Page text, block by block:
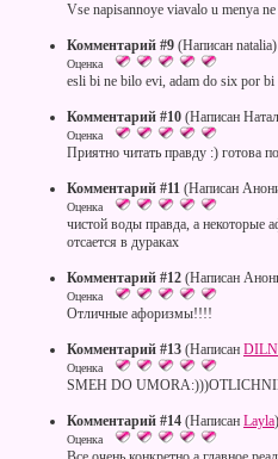
Vse napisannoye viavalo u menya
Комментарий #9 (Написан natalia)
Оценка
esli bi ne bilo evi, adam do six por
Комментарий #10 (Написан
Оценка
Приятно читать правду :) готова
Комментарий #11 (Написан
Оценка
чистой воды правда, а некоторые
отсается в дураках
Комментарий #12 (Написан
Оценка
Отличные афоризмы!!!!
Комментарий #13 (Написан
Оценка
SMEH DO
Комментарий #14 (Написан Layla)
Оценка